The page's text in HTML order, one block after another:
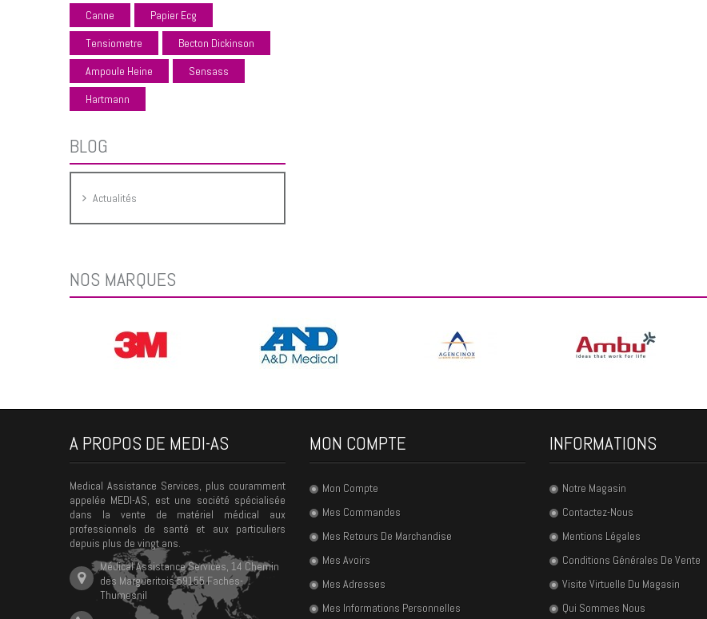
Canne
Papier Ecg
Tensiometre
Becton Dickinson
Ampoule Heine
Sensass
Hartmann
BLOG
Actualités
NOS MARQUES
A PROPOS DE MEDI-AS
Medical Assistance Services, plus couramment
appelée MEDI-AS, est une société spécialisée
dans la vente de matériel médical aux
professionnels de santé et aux particuliers
depuis plus de vingt ans.
Médical Assistance Services, 14 Chemin
des Margueritois 59155 Faches-
Thumesnil
MON COMPTE
Mon Compte
Mes Commandes
Mes Retours De Marchandise
Mes Avoirs
Mes Adresses
Mes Informations Personnelles
INFORMATIONS
Notre Magasin
Contactez-Nous
Mentions Légales
Conditions Générales De Vente
Visite Virtuelle Du Magasin
Qui Sommes Nous